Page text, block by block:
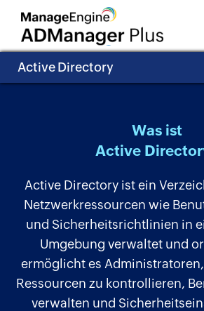
Was ist
Active
Active Directory ist ein
Netzwerkressourcen wie
und Sicherheitsrichtlinien in
Umgebung verwaltet und
ermöglicht es
Ressourcen zu kontrollieren,
verwalten und
Active Directory